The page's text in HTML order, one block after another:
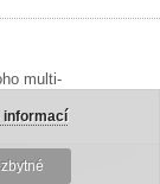
multi-
informací